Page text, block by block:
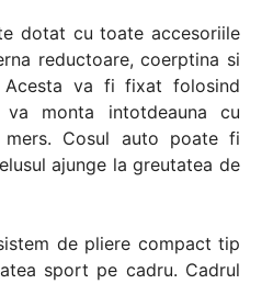
dotat cu toate accesoriile
reductoare, coerptina si
Acesta va fi fixat folosind
va monta intotdeauna cu
Cosul auto poate fi
ajunge la greutatea de
de pliere compact tip
sport pe cadru. Cadrul